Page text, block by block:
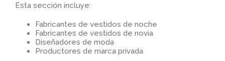
Esta sección incluye:
Fabricantes de vestidos de noche
Fabricantes de vestidos de novia
Diseñadores de moda
Productores de marca privada